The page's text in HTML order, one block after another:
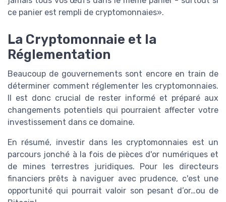
ce panier est rempli de cryptomonnaies».
La Cryptomonnaie et la
Réglementation
Beaucoup de gouvernements sont encore en train de
déterminer comment réglementer les cryptomonnaies.
Il est donc crucial de rester informé et préparé aux
changements potentiels qui pourraient affecter votre
investissement dans ce domaine.
En résumé, investir dans les cryptomonnaies est un
parcours jonché à la fois de pièces d'or numériques et
de mines terrestres juridiques. Pour les directeurs
financiers prêts à naviguer avec prudence, c'est une
opportunité qui pourrait valoir son pesant d’or…ou de